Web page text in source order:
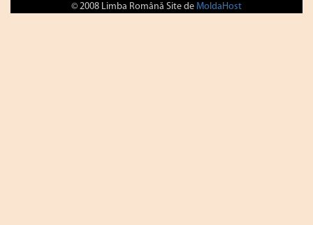
© 2008 Limba Română Site de MoldaHost